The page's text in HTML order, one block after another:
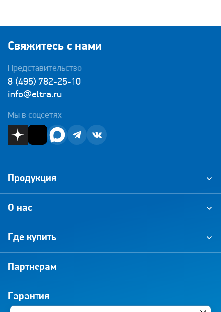
Свяжитесь с нами
Представительство
8 (495) 782-25-10
info@eltra.ru
Мы в соцсетях
О нас
Где купить
Партнерам
Гарантия
Продукция